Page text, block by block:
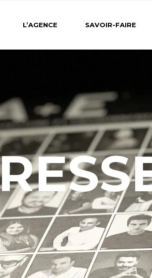
L’AGENCE SAVOIR-FAIRE